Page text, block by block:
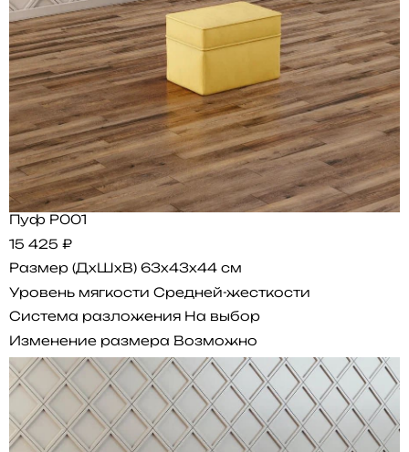
Пуф P001
15 425 ₽
Размер (ДхШхВ) 63x43x44 см
Уровень мягкости Средней-жесткости
Система разложения На выбор
Изменение размера Возможно